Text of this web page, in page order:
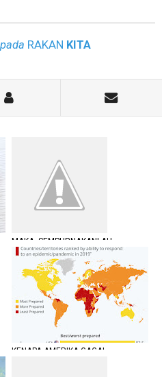
RAKAN KITA
MAKA, SEMPURNAKANLAH
HIDAYAHMU!
KENAPA AMERIKA GAGAL